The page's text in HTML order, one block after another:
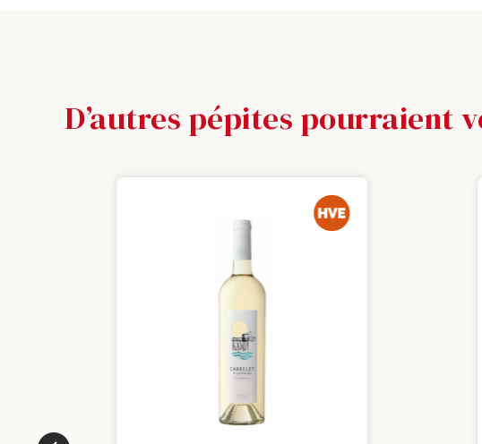
D’autres pépites pourraient
HAUTE VALEUR ENVIRONNEMENTALE